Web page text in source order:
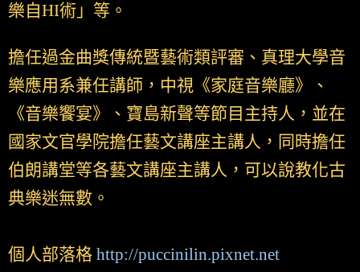
樂自HI術」等。
擔任過金曲獎傳統暨藝術類評審、真理大學音
樂應用系兼任講師，中視《家庭音樂廳》、
《音樂饗宴》、寶島新聲等節目主持人，並在
國家文官學院擔任藝文講座主講人，同時擔任
伯朗講堂等各藝文講座主講人，可以說教化古
典樂迷無數。
個人部落格 http://puccinilin.pixnet.net